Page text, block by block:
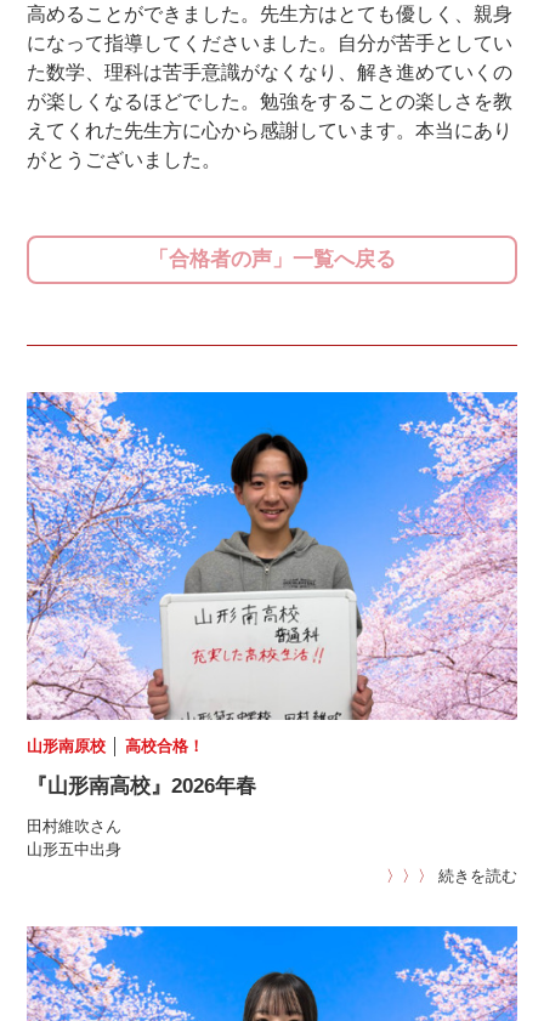
高めることができました。先生方はとても優しく、親身
になって指導してくださいました。自分が苦手としてい
た数学、理科は苦手意識がなくなり、解き進めていくの
が楽しくなるほどでした。勉強をすることの楽しさを教
えてくれた先生方に心から感謝しています。本当にあり
がとうございました。
「合格者の声」一覧へ戻る
山形南原校 │高校合格！
『山形南高校』2026年春
田村維吹さん
山形五中出身
〉〉〉
続きを読む